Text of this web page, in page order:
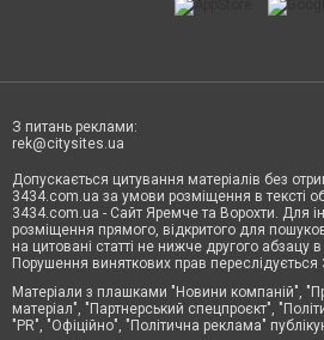
З питань реклами:
rek@citysites.ua
Допускається цитування матеріалів без
3434.com.ua за умови розміщення в тексті
3434.com.ua - Сайт Яремче та Ворохти. Для
розміщення прямого, відкритого для
на цитовані статті не нижче другого абзацу
Порушення виняткових прав переслідується
Матеріали з плашками "Новини компаній",
матеріал", "Партнерський спецпроєкт",
"PR", "Офіційно", "Політична реклама"